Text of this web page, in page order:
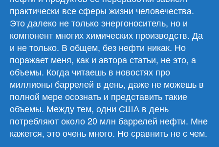
практически все сферы жизни человечества.
Это далеко не только энергоноситель, но и
компонент многих химических производств. Да
и не только. В общем, без нефти никак. Но
поражает меня, как и автора статьи, не это, а
объемы. Когда читаешь в новостях про
миллионы баррелей в день, даже не можешь в
полной мере осознать и представить такие
объемы. Между тем, одни США в день
потребляют около 20 млн баррелей нефти. Мне
кажется, это очень много. Но сравнить не с чем.